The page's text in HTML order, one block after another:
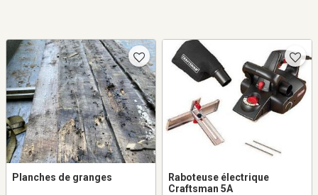
Planches de granges
Raboteuse électrique
Craftsman 5A